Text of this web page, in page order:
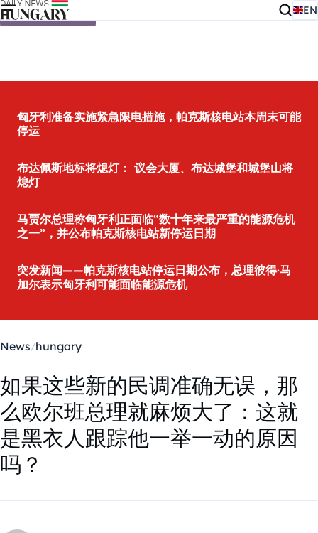
Skip to content EN
匈牙利准备实施紧急限电措施，帕克斯核电站本周末可能
停运
布达佩斯地标将熄灯： 议会大厦、布达城堡和城堡山将
熄灯
马贾尔总理称匈牙利正面临“数十年来最严重的能源危机
之一”，并公布帕克斯核电站新停运日期
突发新闻——帕克斯核电站停运日期公布，总理彼得·马
加尔表示匈牙利可能面临能源危机
News hungary
如果这些新的民调准确无误，那
么欧尔班总理就麻烦大了：这就
是黑衣人跟踪他一举一动的原因
吗？